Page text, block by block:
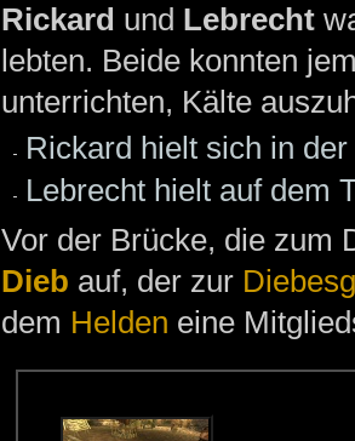
Rickard und Lebrecht
lebten. Beide konnten
unterrichten, Kälte
Rickard hielt sich in
Lebrecht hielt auf dem
Vor der Brücke, die zum
Dieb auf, der zur
dem Helden eine